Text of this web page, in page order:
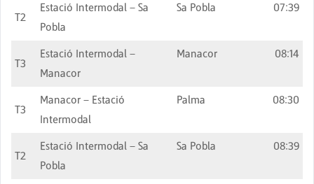
T2
Estació Intermodal – Sa
Pobla
Sa Pobla 07:39
T3
Estació Intermodal –
Manacor
Manacor 08:14
T3
Manacor – Estació
Intermodal
Palma 08:30
T2
Estació Intermodal – Sa
Pobla
Sa Pobla 08:39